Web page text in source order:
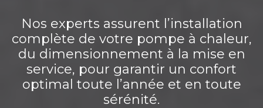
Nos experts assurent l’installation
complète de votre pompe à chaleur,
du dimensionnement à la mise en
service, pour garantir un confort
optimal toute l’année et en toute
sérénité.